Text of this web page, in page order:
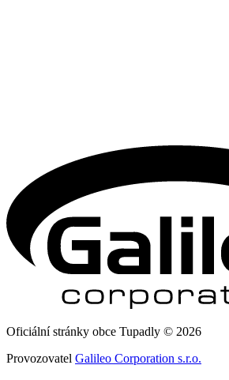
Oficiální stránky obce Tupadly © 2026
Provozovatel Galileo Corporation s.r.o.